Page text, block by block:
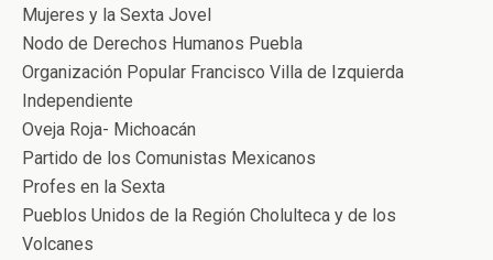
Mujeres y la Sexta Jovel
Nodo de Derechos Humanos Puebla
Organización Popular Francisco Villa de Izquierda
Independiente
Oveja Roja- Michoacán
Partido de los Comunistas Mexicanos
Profes en la Sexta
Pueblos Unidos de la Región Cholulteca y de los
Volcanes